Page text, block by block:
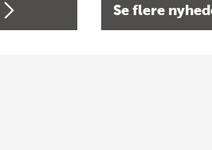
Se flere